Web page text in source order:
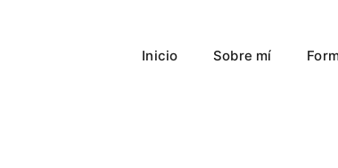
Inicio Sobre mí